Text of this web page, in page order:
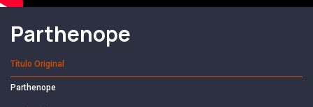
Parthenope
Título Original
Parthenope